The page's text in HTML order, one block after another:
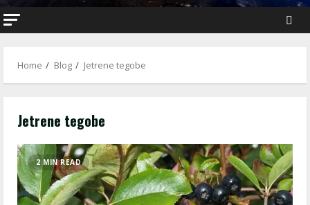
Home Blog Jetrene tegobe
Jetrene tegobe
2 MIN READ